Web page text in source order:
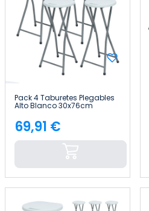
Pack 4 Taburetes Plegables
Alto Blanco 30x76cm
Precio
69,91 €